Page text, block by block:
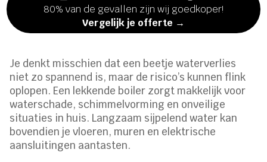
80% van de gevallen zijn wij goedkoper!
Vergelijk je offerte →
Je denkt misschien dat een beetje waterverlies
niet zo spannend is, maar de risico’s kunnen flink
oplopen. Een lekkende boiler zorgt makkelijk voor
waterschade, schimmelvorming en onveilige
situaties in huis. Langzaam sijpelend water kan
bovendien je vloeren, muren en elektrische
aansluitingen aantasten.